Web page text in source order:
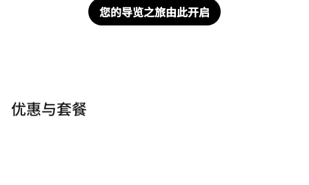
您的导览之旅由此开启
优惠与套餐